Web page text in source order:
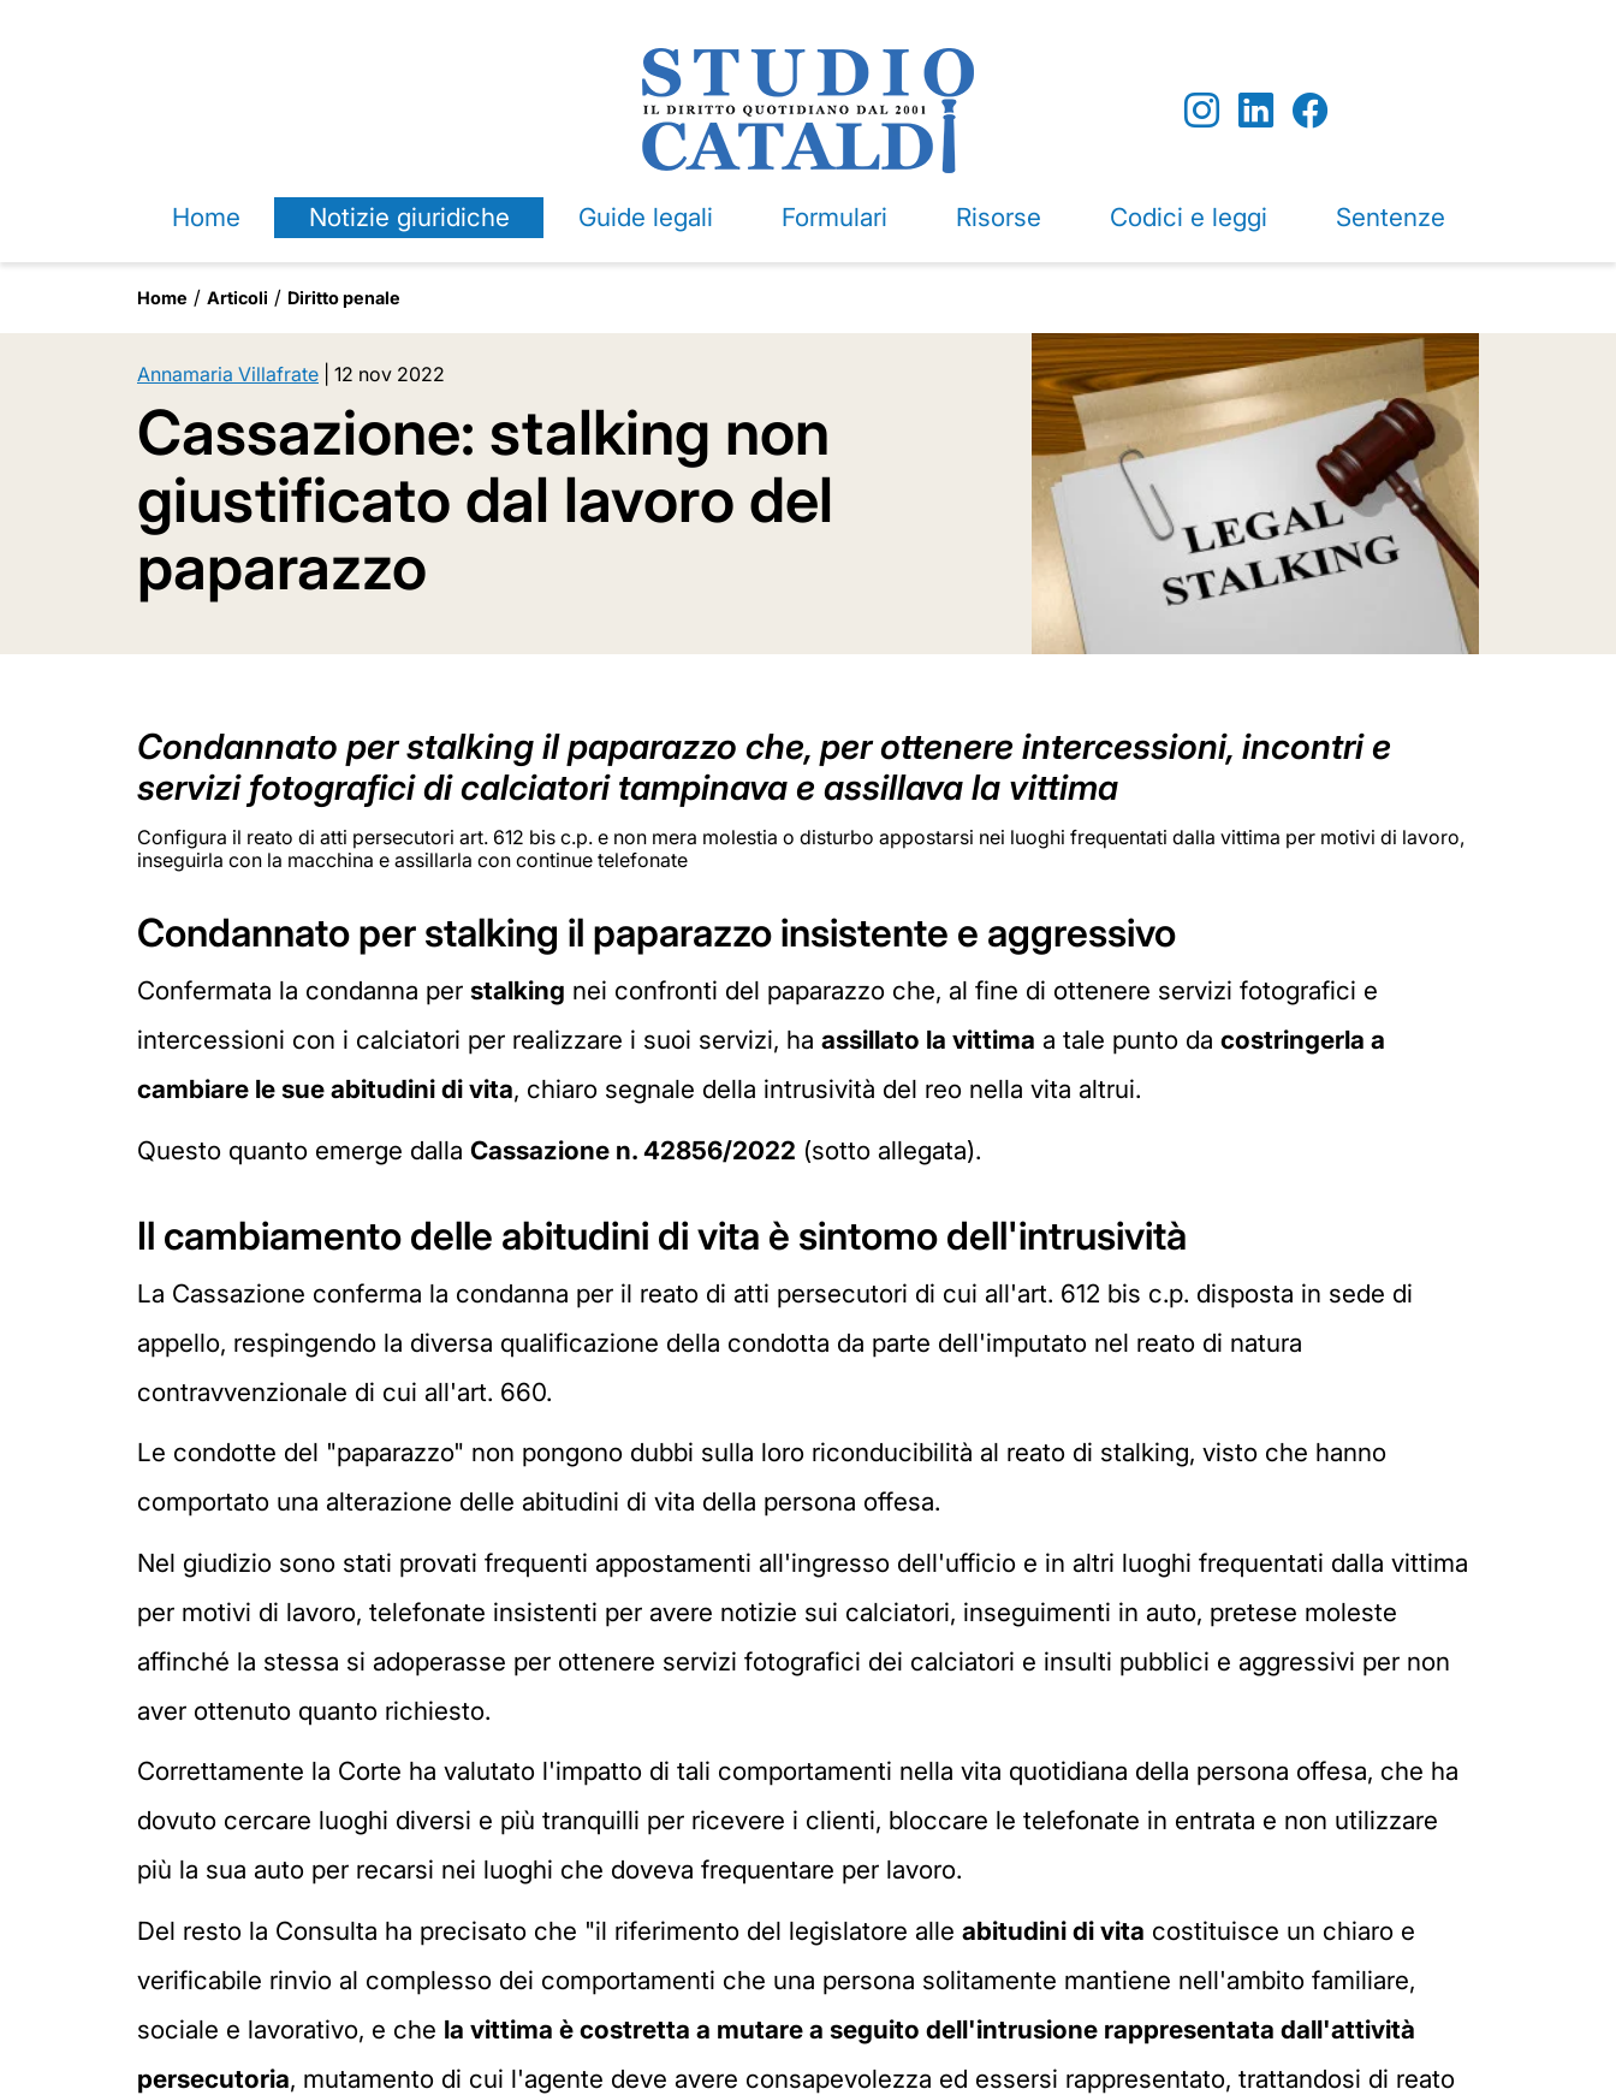
Home Notizie giuridiche Guide legali Formulari Risorse Codici e leggi Sentenze
Home Articoli Diritto penale
Annamaria Villafrate 12 nov 2022
Cassazione: stalking non
giustificato dal lavoro del
paparazzo
Condannato per stalking il paparazzo che, per ottenere intercessioni, incontri e
servizi fotografici di calciatori tampinava e assillava la vittima
Configura il reato di atti persecutori art. 612 bis c.p. e non mera molestia o disturbo appostarsi nei luoghi frequentati dalla vittima per motivi di lavoro,
inseguirla con la macchina e assillarla con continue telefonate
Condannato per stalking il paparazzo insistente e aggressivo
Confermata la condanna per stalking nei confronti del paparazzo che, al fine di ottenere servizi fotografici e
intercessioni con i calciatori per realizzare i suoi servizi, ha assillato la vittima a tale punto da costringerla a
cambiare le sue abitudini di vita, chiaro segnale della intrusività del reo nella vita altrui.
Questo quanto emerge dalla Cassazione n. 42856/2022 (sotto allegata).
Il cambiamento delle abitudini di vita è sintomo dell'intrusività
La Cassazione conferma la condanna per il reato di atti persecutori di cui all'art. 612 bis c.p. disposta in sede di
appello, respingendo la diversa qualificazione della condotta da parte dell'imputato nel reato di natura
contravvenzionale di cui all'art. 660.
Le condotte del "paparazzo" non pongono dubbi sulla loro riconducibilità al reato di stalking, visto che hanno
comportato una alterazione delle abitudini di vita della persona offesa.
Nel giudizio sono stati provati frequenti appostamenti all'ingresso dell'ufficio e in altri luoghi frequentati dalla vittima
per motivi di lavoro, telefonate insistenti per avere notizie sui calciatori, inseguimenti in auto, pretese moleste
affinché la stessa si adoperasse per ottenere servizi fotografici dei calciatori e insulti pubblici e aggressivi per non
aver ottenuto quanto richiesto.
Correttamente la Corte ha valutato l'impatto di tali comportamenti nella vita quotidiana della persona offesa, che ha
dovuto cercare luoghi diversi e più tranquilli per ricevere i clienti, bloccare le telefonate in entrata e non utilizzare
più la sua auto per recarsi nei luoghi che doveva frequentare per lavoro.
Del resto la Consulta ha precisato che "il riferimento del legislatore alle abitudini di vita costituisce un chiaro e
verificabile rinvio al complesso dei comportamenti che una persona solitamente mantiene nell'ambito familiare,
sociale e lavorativo, e che la vittima è costretta a mutare a seguito dell'intrusione rappresentata dall'attività
persecutoria, mutamento di cui l'agente deve avere consapevolezza ed essersi rappresentato, trattandosi di reato